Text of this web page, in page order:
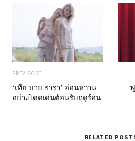
PREV POST
‘เทีย บาย ธารา’ อ่อนหวาน
อย่างโดดเด่นต้อนรับฤดูร้อน
RELATED